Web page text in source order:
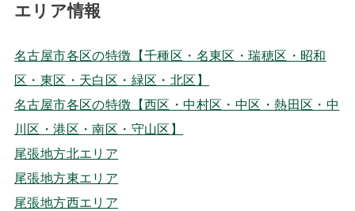
エリア情報
名古屋市各区の特徴【千種区・名東区・瑞穂区・昭和
区・東区・天白区・緑区・北区】
名古屋市各区の特徴【西区・中村区・中区・熱田区・中
川区・港区・南区・守山区】
尾張地方北エリア
尾張地方東エリア
尾張地方西エリア